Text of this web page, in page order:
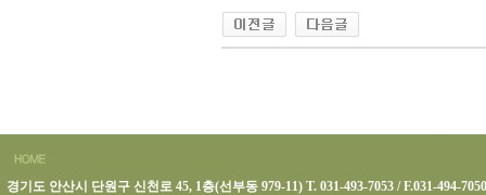
경기도 안산시 단원구 신천로 45, 1층(선부동 979-11) T. 031-493-7053 / F.031-494-7050